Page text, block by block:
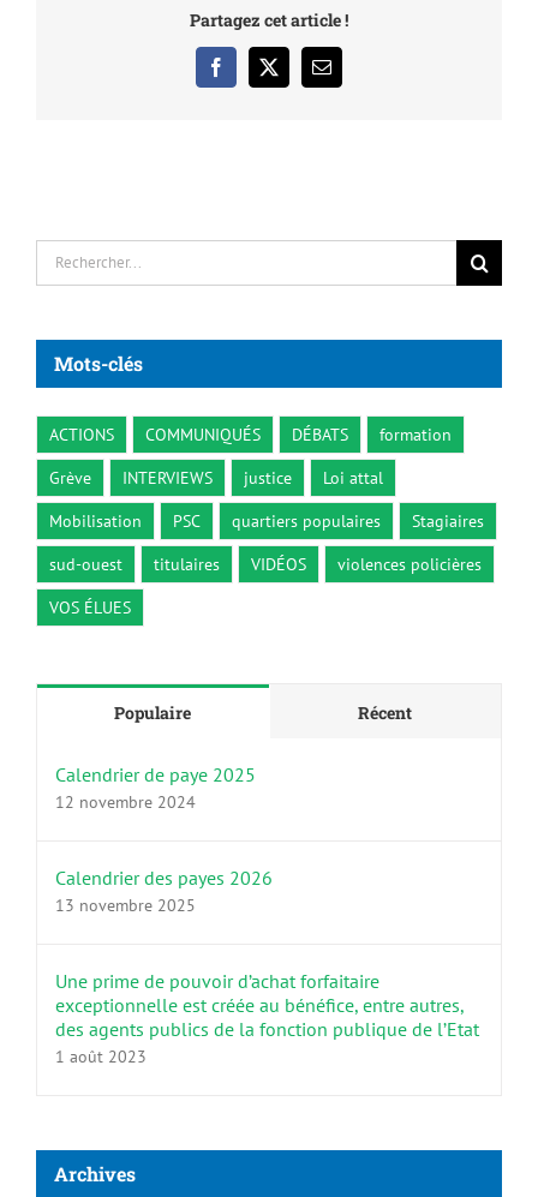
Partagez cet article !
Facebook
X Email
Rechercher:
Mots-clés
ACTIONS COMMUNIQUÉS DÉBATS
formation
Grève
INTERVIEWS justice
Loi attal
Mobilisation
PSC quartiers populaires
Stagiaires
sud-ouest
titulaires VIDÉOS
violences policières
VOS ÉLUES
Populaire Récent
Calendrier de paye 2025
12 novembre 2024
Calendrier des payes 2026
13 novembre 2025
Une prime de pouvoir d’achat forfaitaire
exceptionnelle est créée au bénéfice, entre autres,
des agents publics de la fonction publique de l’Etat
1 août 2023
Archives